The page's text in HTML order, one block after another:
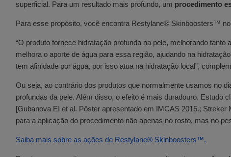
superficial. Para um resultado mais profundo, um procedimento
Para esse propósito, você encontra Restylane® Skinboosters™
“O produto fornece hidratação profunda na pele, melhorando
melhora o aporte de água para essa região, ajudando na
tem afinidade por água, por isso atua na hidratação local”,
Ou seja, ao contrário dos produtos que normalmente usamos no
profundas da pele. Além disso, o efeito é mais duradouro. Estudo
[Gubanova EI et al. Pôster apresentado em IMCAS 2015.;
para a aplicação do procedimento não apenas no rosto, mas no
Saiba mais sobre as ações de Restylane® Skinboosters™.